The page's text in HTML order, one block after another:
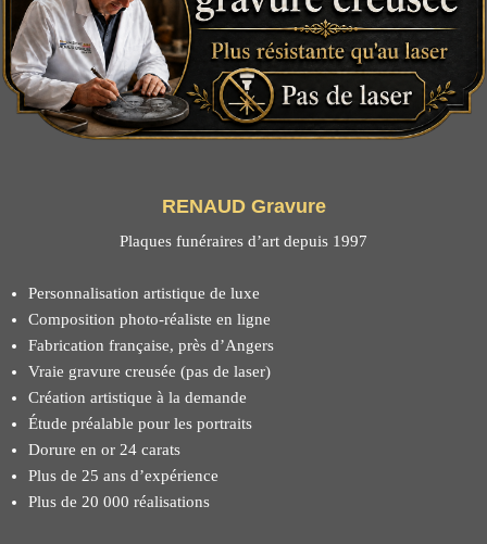
RENAUD Gravure
Plaques funéraires d’art depuis 1997
Personnalisation artistique de luxe
Composition photo-réaliste en ligne
Fabrication française, près d’Angers
Vraie gravure creusée (pas de laser)
Création artistique à la demande
Étude préalable pour les portraits
Dorure en or 24 carats
Plus de 25 ans d’expérience
Plus de 20 000 réalisations